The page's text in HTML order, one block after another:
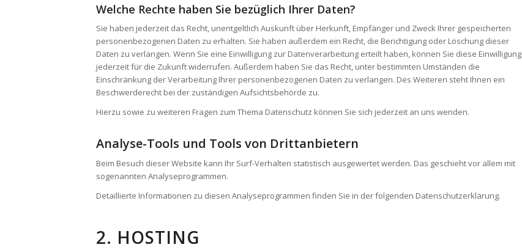
Welche Rechte haben Sie bezüglich Ihrer Daten?
Sie haben jederzeit das Recht, unentgeltlich Auskunft über Herkunft, Empfänger und Zweck Ihrer gespeicherten
personenbezogenen Daten zu erhalten. Sie haben außerdem ein Recht, die Berichtigung oder Löschung dieser
Daten zu verlangen. Wenn Sie eine Einwilligung zur Datenverarbeitung erteilt haben, können Sie diese Einwilligung
jederzeit für die Zukunft widerrufen. Außerdem haben Sie das Recht, unter bestimmten Umständen die
Einschränkung der Verarbeitung Ihrer personenbezogenen Daten zu verlangen. Des Weiteren steht Ihnen ein
Beschwerderecht bei der zuständigen Aufsichtsbehörde zu.
Hierzu sowie zu weiteren Fragen zum Thema Datenschutz können Sie sich jederzeit an uns wenden.
Analyse-Tools und Tools von Dritt­anbietern
Beim Besuch dieser Website kann Ihr Surf-Verhalten statistisch ausgewertet werden. Das geschieht vor allem mit
sogenannten Analyseprogrammen.
Detaillierte Informationen zu diesen Analyseprogrammen finden Sie in der folgenden Datenschutzerklärung.
2. HOSTING